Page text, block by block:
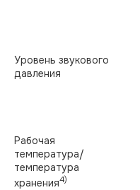
Уровень звукового
давления
Рабочая
температура/
температура
хранения4)